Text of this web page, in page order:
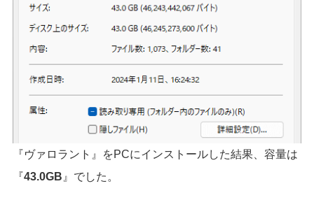
『ヴァロラント』をPCにインストールした結果、容量は
『43.0GB 』でした。